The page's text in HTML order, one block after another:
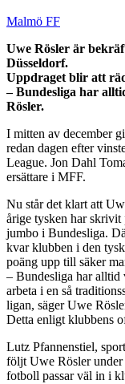
Malmö FF
Uwe Rösler är
Düsseldorf.
Uppdraget blir att
– Bundesliga har
Rösler.
I mitten av december
redan dagen efter
League. Jon Dahl
ersättare i MFF.
Nu står det klart att
årige tysken har
jumbo i Bundesliga.
kvar klubben i den
poäng upp till säker
– Bundesliga har alltid
arbeta i en så
ligan, säger Uwe
Detta enligt klubbens
Lutz Pfannenstiel,
följt Uwe Rösler under
fotboll passar väl in i